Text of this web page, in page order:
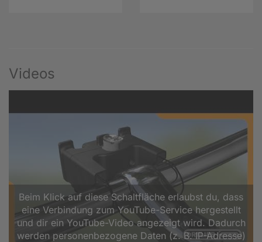
Videos
Beim Klick auf diese Schaltfläche erlaubst du, dass
eine Verbindung zum YouTube-Service hergestellt
und dir ein YouTube-Video angezeigt wird. Dadurch
werden personenbezogene Daten (z. B. IP-Adresse)